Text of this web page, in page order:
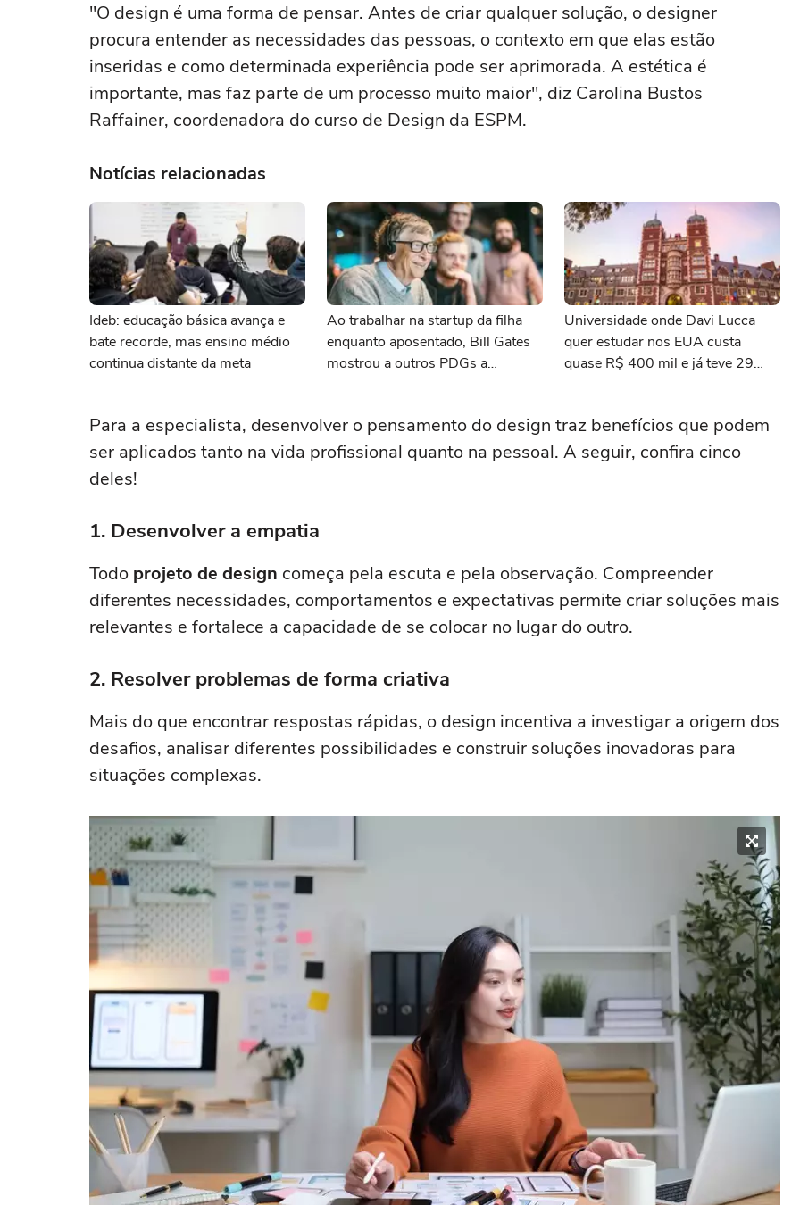
"O design é uma forma de pensar. Antes de criar qualquer solução, o designer
procura entender as necessidades das pessoas, o contexto em que elas estão
inseridas e como determinada experiência pode ser aprimorada. A estética é
importante, mas faz parte de um processo muito maior", diz Carolina Bustos
Raffainer, coordenadora do curso de Design da ESPM.
Notícias relacionadas
Ideb: educação básica avança e
bate recorde, mas ensino médio
continua distante da meta
Ao trabalhar na startup da filha
enquanto aposentado, Bill Gates
mostrou a outros PDGs a
Universidade onde Davi Lucca
quer estudar nos EUA custa
quase R$ 400 mil e já teve 29
Para a especialista, desenvolver o pensamento do design traz benefícios que podem
ser aplicados tanto na vida profissional quanto na pessoal. A seguir, confira cinco
deles!
1. Desenvolver a empatia
Todo projeto de design começa pela escuta e pela observação. Compreender
diferentes necessidades, comportamentos e expectativas permite criar soluções mais
relevantes e fortalece a capacidade de se colocar no lugar do outro.
2. Resolver problemas de forma criativa
Mais do que encontrar respostas rápidas, o design incentiva a investigar a origem dos
desafios, analisar diferentes possibilidades e construir soluções inovadoras para
situações complexas.